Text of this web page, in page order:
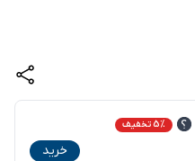
5% تخفیف
خرید